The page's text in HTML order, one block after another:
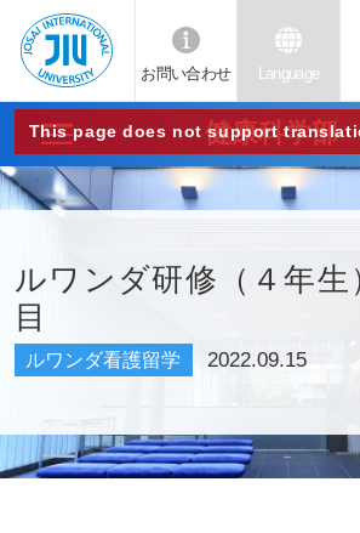
JIU
城西
国際
大学
お問い合わせ Language
This page does not support
健康科学部
ルワンダ研修（４年生
目
ルワンダ看護留学 2022.09.15